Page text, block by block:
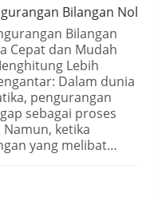
Bilangan Nol
Bilangan
Cepat dan Mudah
Lebih
Dalam dunia
pengurangan
sebagai proses
ketika
yang melibat…